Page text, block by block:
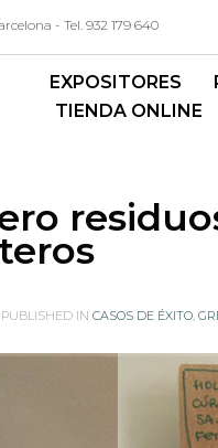
- Tel. 932 179 640
EXPOSITORES
TIENDA ONLINE
PUBLISHED IN CASOS DE ÉXITO,